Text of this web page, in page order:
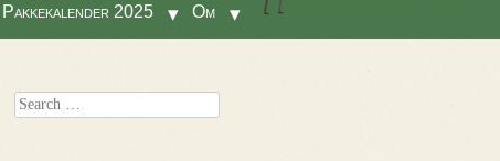
Pakkekalender 2025 Om
Search